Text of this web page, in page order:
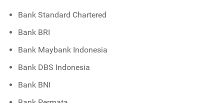
Bank Standard Chartered
Bank BRI
Bank Maybank Indonesia
Bank DBS Indonesia
Bank BNI